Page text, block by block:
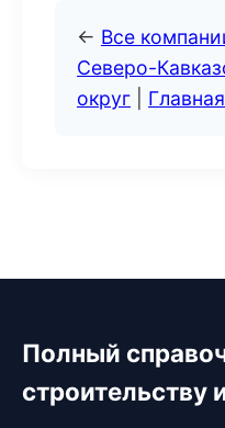
← Все
Северо-
округ
Полный
строительству